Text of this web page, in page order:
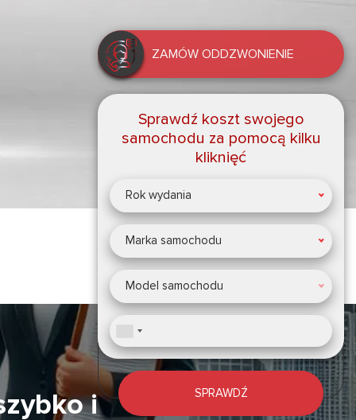
SkupZAMÓW ODDZWONIENIE
Sprawdź koszt swojego
samochodu za pomocą kilku
kliknięć
Rok wydania
Marka samochodu
Model samochodu
SPRAWDŹ
i